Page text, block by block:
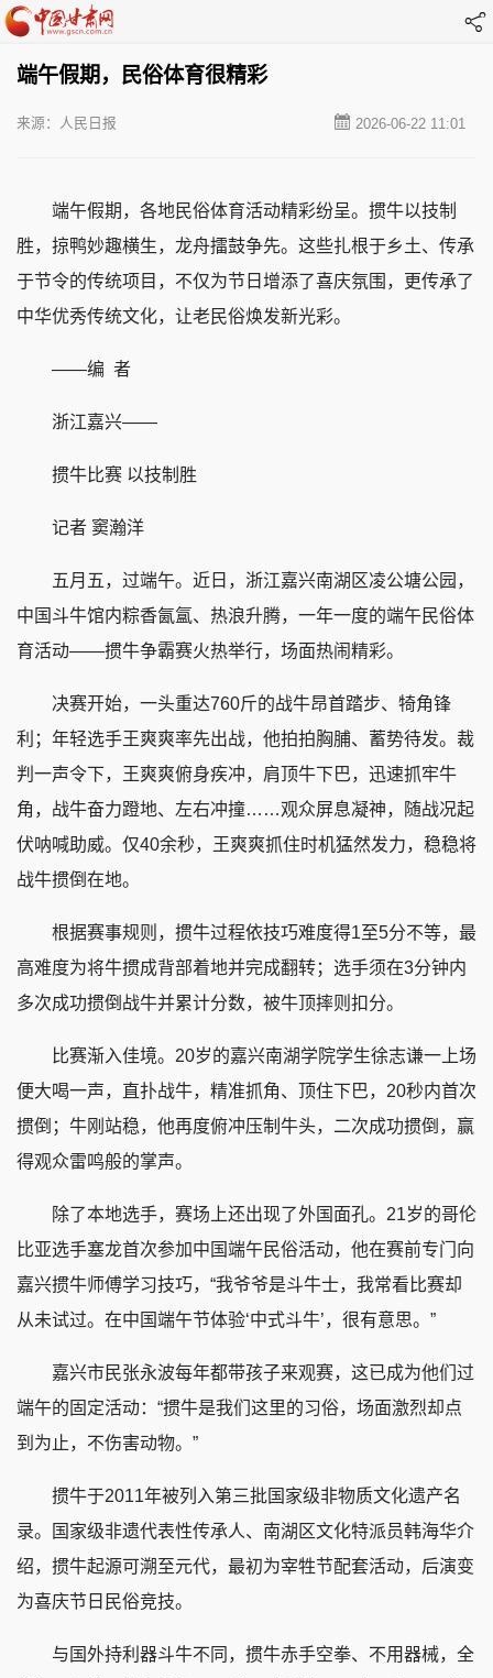
端午假期，民俗体育很精彩
2026-06-22 11:01
来源：人民日报
端午假期，各地民俗体育活动精彩纷呈。掼牛以技制
胜，掠鸭妙趣横生，龙舟擂鼓争先。这些扎根于乡土、传承
于节令的传统项目，不仅为节日增添了喜庆氛围，更传承了
中华优秀传统文化，让老民俗焕发新光彩。
——编 者
浙江嘉兴——
掼牛比赛 以技制胜
记者 窦瀚洋
五月五，过端午。近日，浙江嘉兴南湖区凌公塘公园，
中国斗牛馆内粽香氤氲、热浪升腾，一年一度的端午民俗体
育活动——掼牛争霸赛火热举行，场面热闹精彩。
决赛开始，一头重达760斤的战牛昂首踏步、犄角锋
利；年轻选手王爽爽率先出战，他拍拍胸脯、蓄势待发。裁
判一声令下，王爽爽俯身疾冲，肩顶牛下巴，迅速抓牢牛
角，战牛奋力蹬地、左右冲撞……观众屏息凝神，随战况起
伏呐喊助威。仅40余秒，王爽爽抓住时机猛然发力，稳稳将
战牛掼倒在地。
根据赛事规则，掼牛过程依技巧难度得1至5分不等，最
高难度为将牛掼成背部着地并完成翻转；选手须在3分钟内
多次成功掼倒战牛并累计分数，被牛顶摔则扣分。
比赛渐入佳境。20岁的嘉兴南湖学院学生徐志谦一上场
便大喝一声，直扑战牛，精准抓角、顶住下巴，20秒内首次
掼倒；牛刚站稳，他再度俯冲压制牛头，二次成功掼倒，赢
得观众雷鸣般的掌声。
除了本地选手，赛场上还出现了外国面孔。21岁的哥伦
比亚选手塞龙首次参加中国端午民俗活动，他在赛前专门向
嘉兴掼牛师傅学习技巧，“我爷爷是斗牛士，我常看比赛却
从未试过。在中国端午节体验‘中式斗牛’，很有意思。”
嘉兴市民张永波每年都带孩子来观赛，这已成为他们过
端午的固定活动：“掼牛是我们这里的习俗，场面激烈却点
到为止，不伤害动物。”
掼牛于2011年被列入第三批国家级非物质文化遗产名
录。国家级非遗代表性传承人、南湖区文化特派员韩海华介
绍，掼牛起源可溯至元代，最初为宰牲节配套活动，后演变
为喜庆节日民俗竞技。
与国外持利器斗牛不同，掼牛赤手空拳、不用器械，全